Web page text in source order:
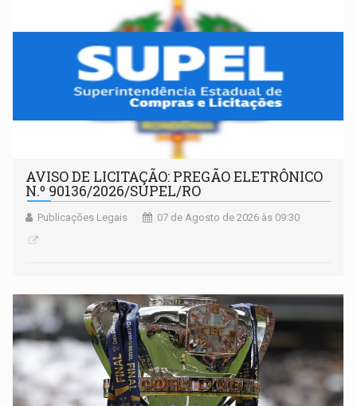
AVISO DE LICITAÇÃO: PREGÃO ELETRÔNICO
N.º 90136/2026/SUPEL/RO
Publicações Legais 07 de Agosto de 2026 às 09:30